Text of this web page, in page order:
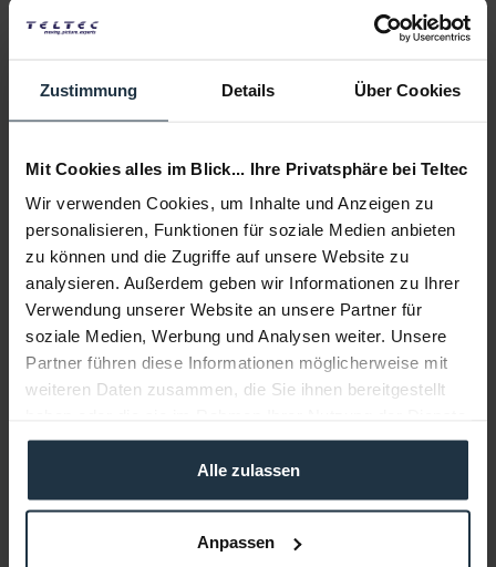
Zustimmung Details Über Cookies
Mit Cookies alles im Blick... Ihre Privatsphäre bei Teltec
Wir verwenden Cookies, um Inhalte und Anzeigen zu
personalisieren, Funktionen für soziale Medien anbieten
zu können und die Zugriffe auf unsere Website zu
analysieren. Außerdem geben wir Informationen zu Ihrer
Verwendung unserer Website an unsere Partner für
soziale Medien, Werbung und Analysen weiter. Unsere
Partner führen diese Informationen möglicherweise mit
weiteren Daten zusammen, die Sie ihnen bereitgestellt
gesammelt haben.
Alle zulassen
Anpassen
Zubehör und Empfehlungen
Infos zu Hersteller & Produktsicherheit
Folgende Infos zum Hersteller sind verfübar...... mehr
Weitere Artikel von DwarfConnection ansehen